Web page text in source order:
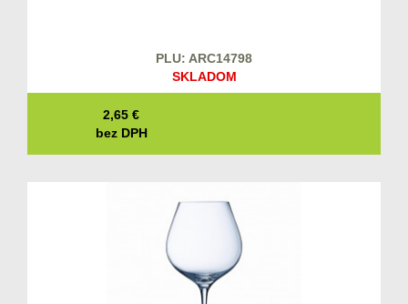
PLU: ARC14798
SKLADOM
2,65 €
bez DPH